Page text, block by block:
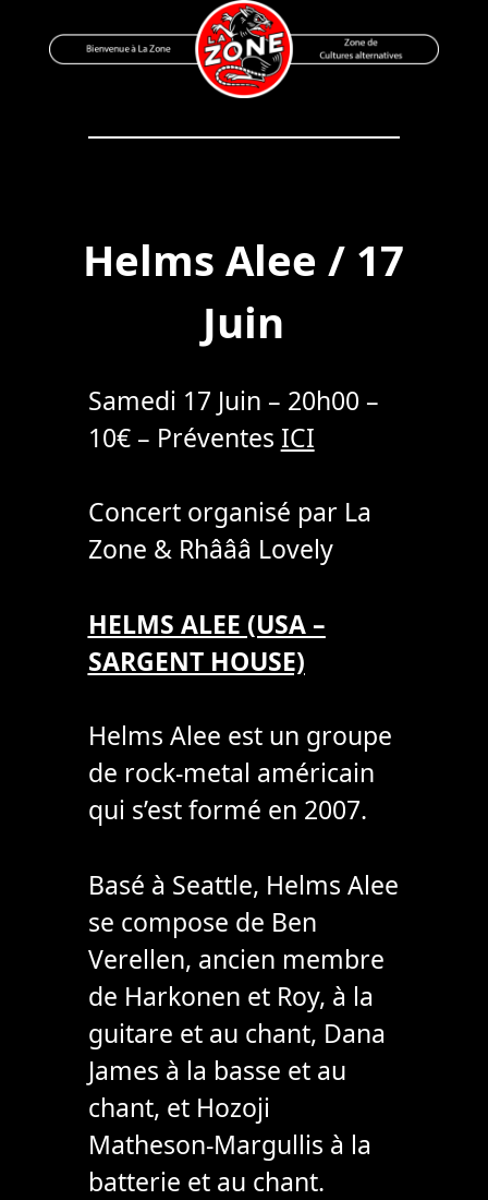
to
Bienvenue à La Zone
Zone de Cultures Alternatives
Helms Alee / 17
Juin
Samedi 17 Juin – 20h00 –
10€ – Préventes ICI
Concert organisé par La
Zone & Rhâââ Lovely
HELMS ALEE (USA –
SARGENT HOUSE)
Helms Alee est un groupe
de rock-metal américain
qui s’est formé en 2007.
Basé à Seattle, Helms Alee
se compose de Ben
Verellen, ancien membre
de Harkonen et Roy, à la
guitare et au chant, Dana
James à la basse et au
chant, et Hozoji
Matheson-Margullis à la
batterie et au chant.